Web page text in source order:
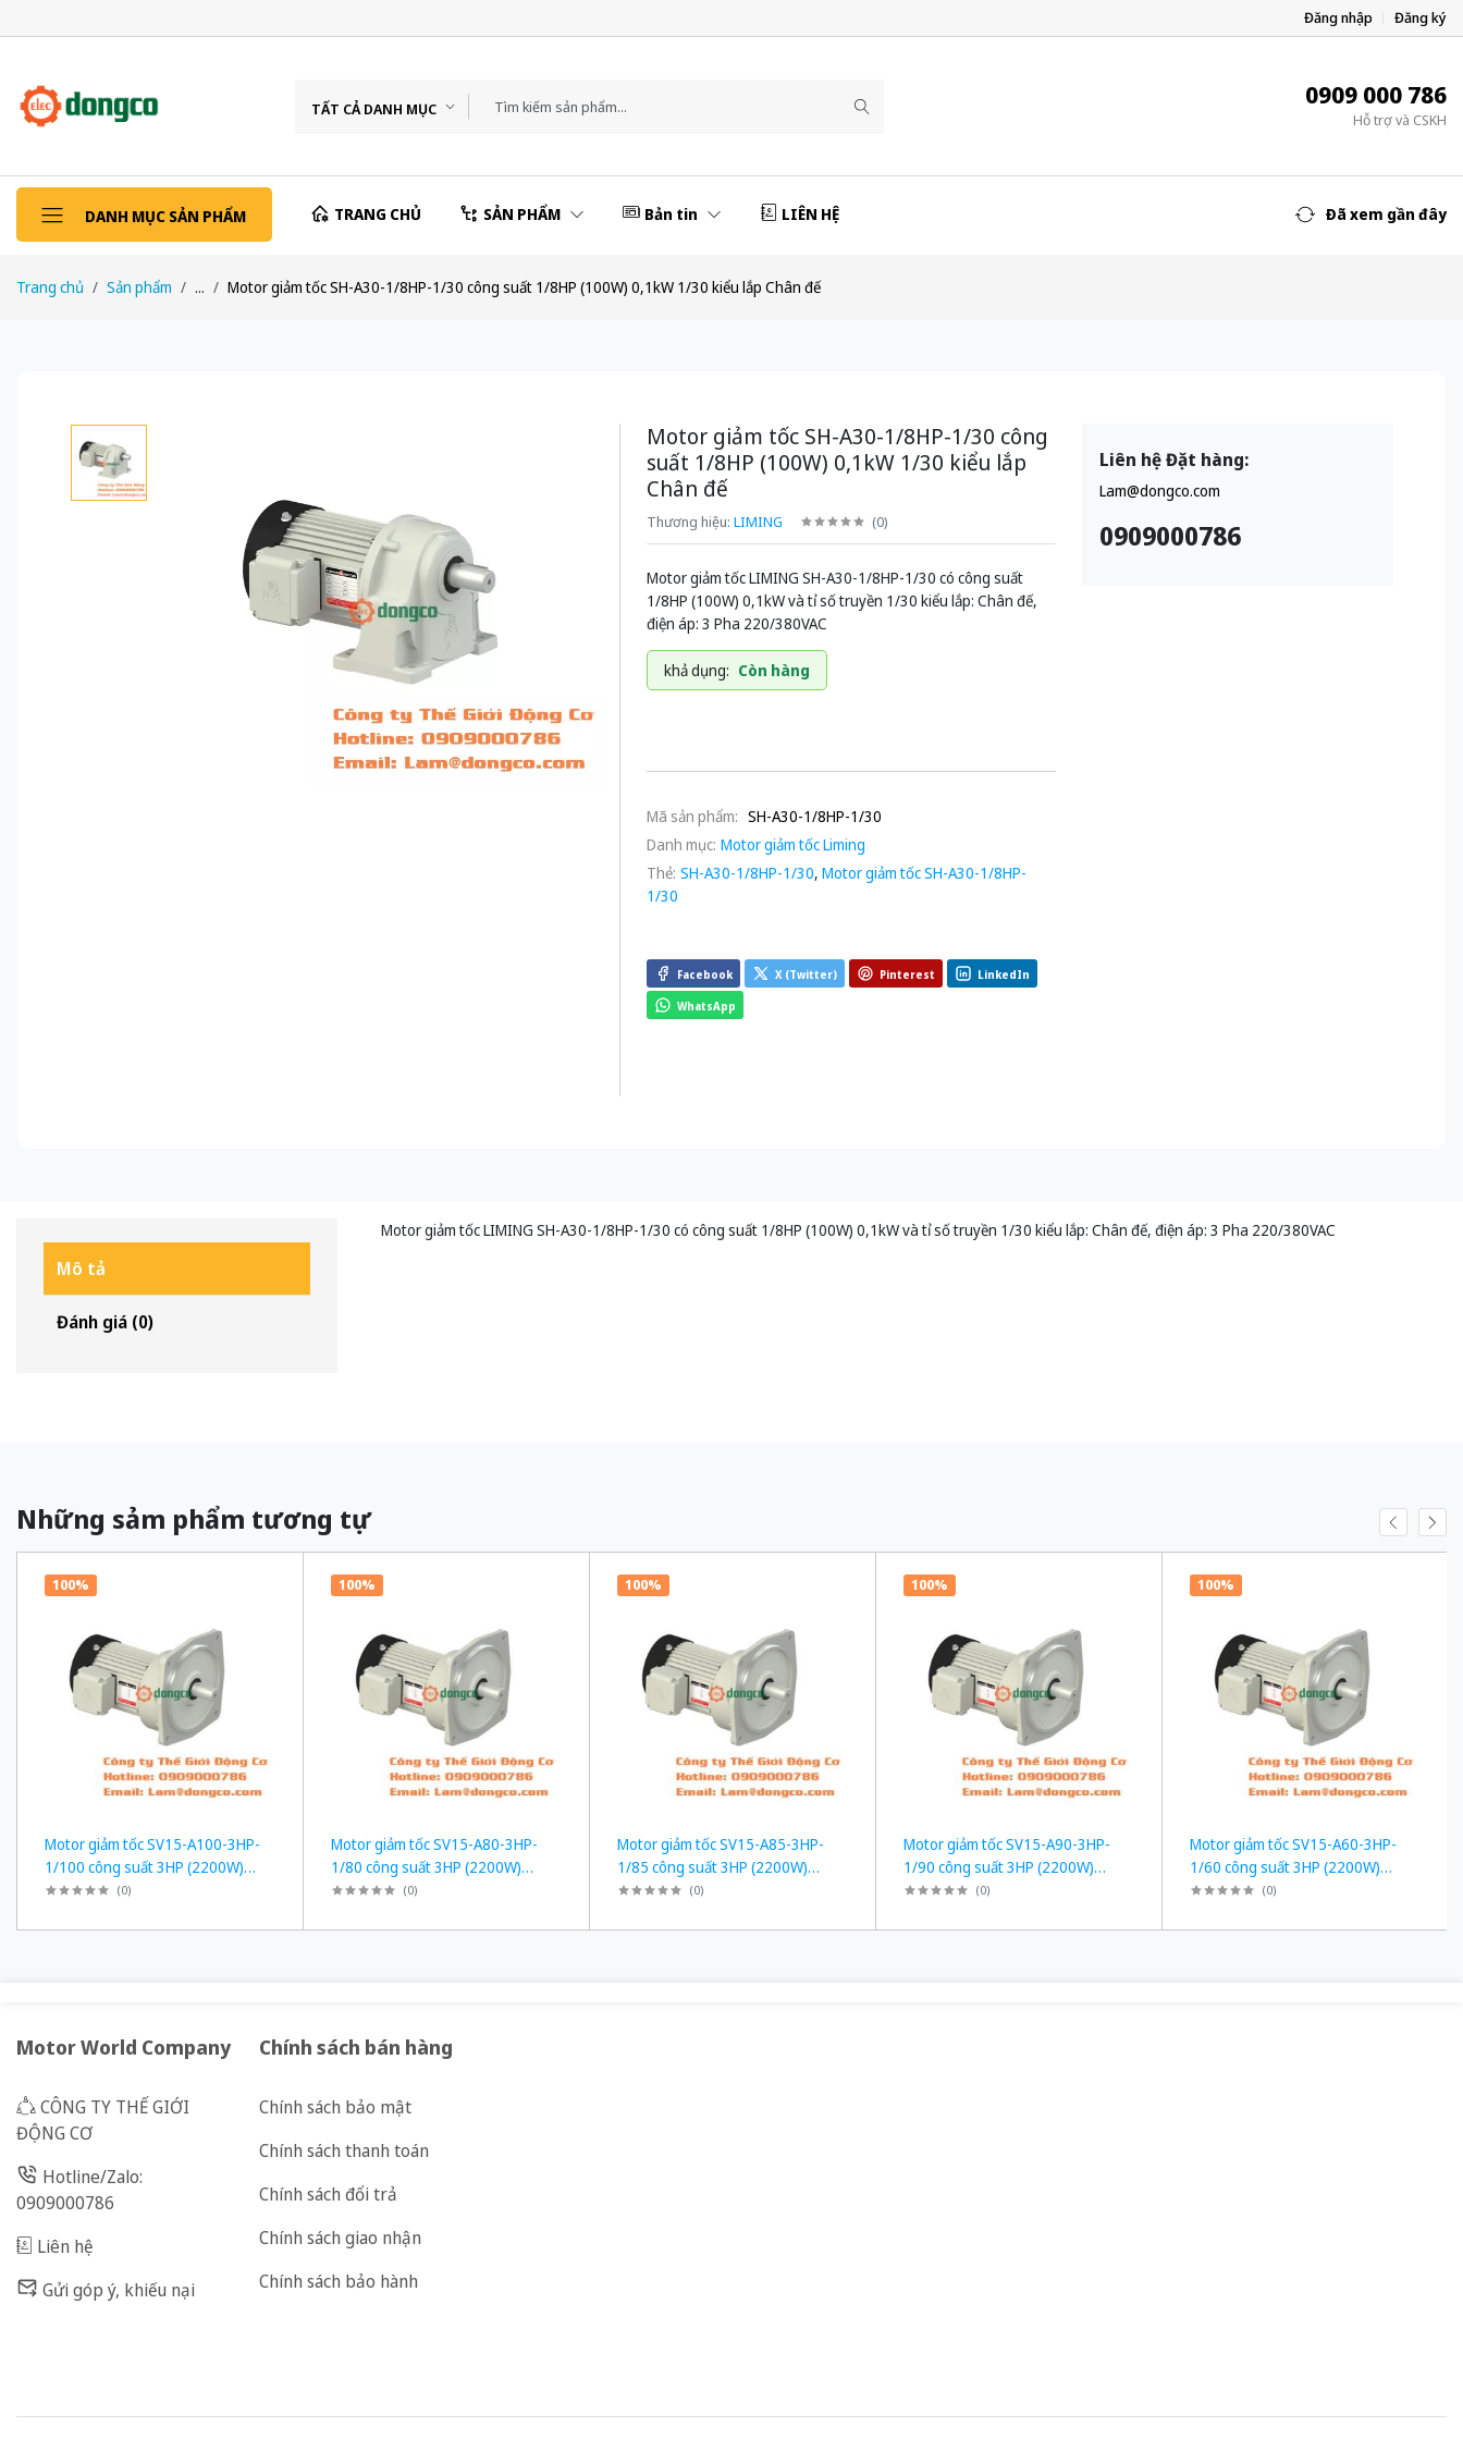
Đăng nhập Đăng ký
TẤT CẢ DANH MỤC 0909 000 786
Hỗ trợ và CSKH
DANH MỤC SẢN PHẨM TRANG CHỦ SẢN PHẨM Bản tin LIÊN HỆ Đã xem gần đây
Trang chủ Sản phẩm ... Motor giảm tốc SH-A30-1/8HP-1/30 công suất 1/8HP (100W) 0,1kW 1/30 kiểu lắp Chân đế
Motor giảm tốc SH-A30-1/8HP-1/30 công
suất 1/8HP (100W) 0,1kW 1/30 kiểu lắp
Chân đế
Thương hiệu: LIMING (0)
Motor giảm tốc LIMING SH-A30-1/8HP-1/30 có công suất
1/8HP (100W) 0,1kW và tỉ số truyền 1/30 kiểu lắp: Chân đế,
điện áp: 3 Pha 220/380VAC
khả dụng: Còn hàng
Mã sản phẩm: SH-A30-1/8HP-1/30
Danh mục: Motor giảm tốc Liming
Thẻ: SH-A30-1/8HP-1/30, Motor giảm tốc SH-A30-1/8HP-
1/30
Facebook X (Twitter) Pinterest LinkedIn
WhatsApp
Liên hệ Đặt hàng:
Lam@dongco.com
0909000786
Mô tả
Đánh giá (0)
Motor giảm tốc LIMING SH-A30-1/8HP-1/30 có công suất 1/8HP (100W) 0,1kW và tỉ số truyền 1/30 kiểu lắp: Chân đế, điện áp: 3 Pha 220/380VAC
Những sảm phẩm tương tự
100%
Motor giảm tốc SV15-A100-3HP-
1/100 công suất 3HP (2200W)
2,2kW 1/100 kiểu lắp Mặt bích
(0)
100%
Motor giảm tốc SV15-A80-3HP-
1/80 công suất 3HP (2200W)
2,2kW 1/80 kiểu lắp Mặt bích
(0)
100%
Motor giảm tốc SV15-A85-3HP-
1/85 công suất 3HP (2200W)
2,2kW 1/85 kiểu lắp Mặt bích
(0)
100%
Motor giảm tốc SV15-A90-3HP-
1/90 công suất 3HP (2200W)
2,2kW 1/90 kiểu lắp Mặt bích
(0)
100%
Motor giảm tốc SV15-A60-3HP-
1/60 công suất 3HP (2200W)
2,2kW 1/60 kiểu lắp Mặt bích
(0)
Motor World Company
CÔNG TY THẾ GIỚI
ĐỘNG CƠ
Hotline/Zalo:
0909000786
Liên hệ
Gửi góp ý, khiếu nại
Chính sách bán hàng
Chính sách bảo mật
Chính sách thanh toán
Chính sách đổi trả
Chính sách giao nhận
Chính sách bảo hành